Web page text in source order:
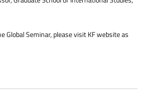
Global Seminar, please visit KF website as